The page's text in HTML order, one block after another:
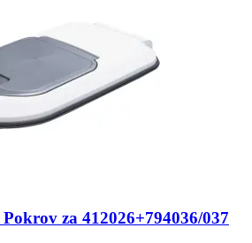
Pokrov za 412026+794036/037